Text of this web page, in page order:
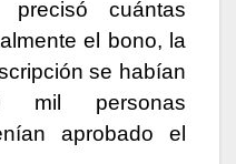
cuántas
el bono, la
se habían
mil personas
aprobado el